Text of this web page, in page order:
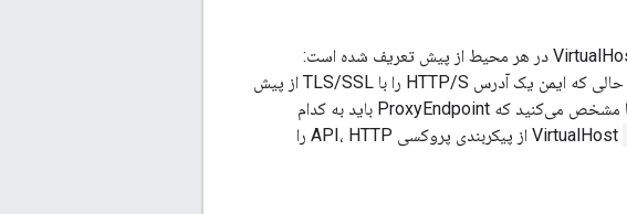
. پیش فرض یک آدرس HTTP را تعریف می کند، در حالی که ایمن یک آدرس HTTP/S را با TLS/SSL از پیش
پیکربندی شده سمت سرور تعریف می کند. در یک پیکربندی پراکسی API، شما مشخص می‌کنید که ProxyEndpoint باید به کدام
از پیکربندی پروکسی API، HTTP را